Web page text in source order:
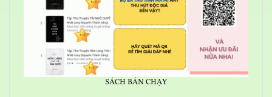
SÁCH BÁN CHẠY